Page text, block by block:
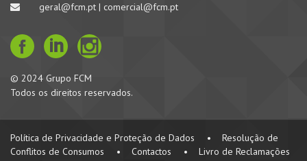
geral@fcm.pt | comercial@fcm.pt
© 2024 Grupo FCM
Todos os direitos reservados.
Política de Privacidade e Proteção de Dados •
Resolução de
Conflitos de Consumos
• Contactos • Livro de Reclamações